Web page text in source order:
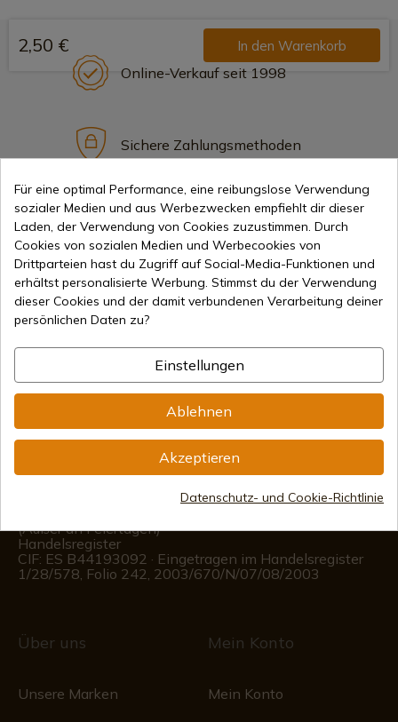
2,50 € In den Warenkorb
Online-Verkauf seit 1998
Sichere Zahlungsmethoden
Internationaler Versand
info@aceros-de-hispania.com
(Außer an Feiertagen)
Handelsregister
CIF: ES B44193092 · Eingetragen im Handelsregister
1/28/578, Folio 242, 2003/670/N/07/08/2003
Über uns
Unsere Marken
Mein Konto
Mein Konto
Für eine optimal Performance, eine reibungslose Verwendung
sozialer Medien und aus Werbezwecken empfiehlt dir dieser
Laden, der Verwendung von Cookies zuzustimmen. Durch
Cookies von sozialen Medien und Werbecookies von
Drittparteien hast du Zugriff auf Social-Media-Funktionen und
erhältst personalisierte Werbung. Stimmst du der Verwendung
dieser Cookies und der damit verbundenen Verarbeitung deiner
persönlichen Daten zu?
Einstellungen
Ablehnen
Akzeptieren
Datenschutz- und Cookie-Richtlinie